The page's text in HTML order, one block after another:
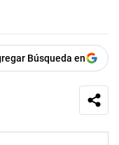
Búsqueda en